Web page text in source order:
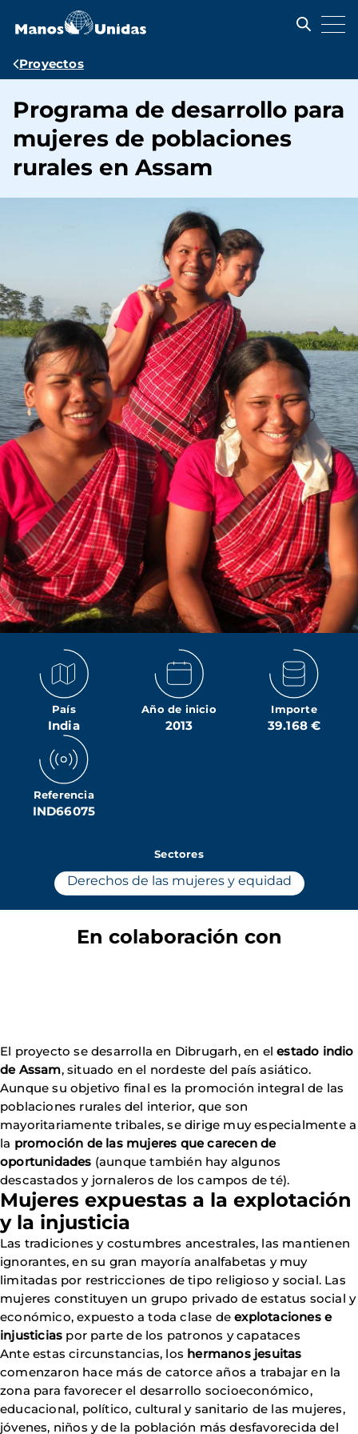
contenido
Ruta
navegación
Proyectos
Programa de desarrollo para
mujeres de poblaciones
rurales en Assam
País
India
Año de inicio
2013
Importe
39.168 €
Referencia
IND66075
Sectores
Derechos de las mujeres y equidad
En colaboración con
El proyecto se desarrolla en Dibrugarh, en el estado indio
de Assam, situado en el nordeste del país asiático.
Aunque su objetivo final es la promoción integral de las
poblaciones rurales del interior, que son
mayoritariamente tribales, se dirige muy especialmente a
la promoción de las mujeres que carecen de
oportunidades (aunque también hay algunos
descastados y jornaleros de los campos de té).
Mujeres expuestas a la explotación
y la injusticia
Las tradiciones y costumbres ancestrales, las mantienen
ignorantes, en su gran mayoría analfabetas y muy
limitadas por restricciones de tipo religioso y social. Las
mujeres constituyen un grupo privado de estatus social y
económico, expuesto a toda clase de explotaciones e
injusticias por parte de los patronos y capataces
Ante estas circunstancias, los hermanos jesuitas
comenzaron hace más de catorce años a trabajar en la
zona para favorecer el desarrollo socioeconómico,
educacional, político, cultural y sanitario de las mujeres,
jóvenes, niños y de la población más desfavorecida del